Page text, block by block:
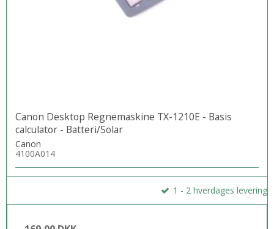
Canon Desktop Regnemaskine TX-1210E - Basis
calculator - Batteri/Solar
Canon
4100A014
1 - 2 hverdages levering